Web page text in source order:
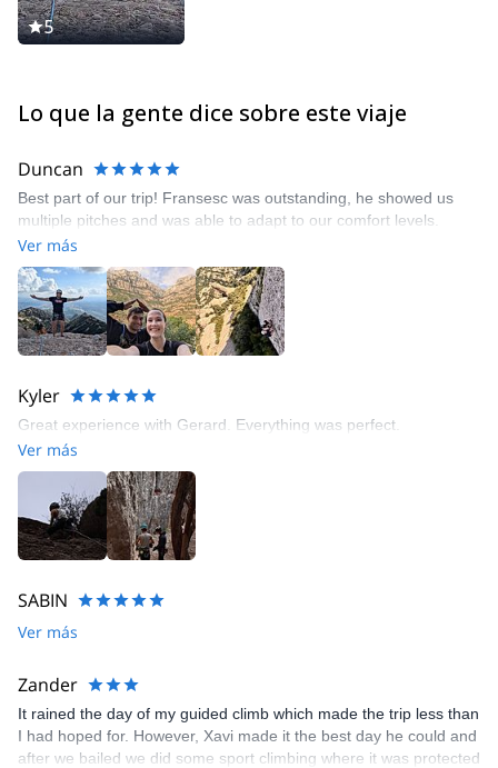
5
Lo que la gente dice sobre este viaje
Duncan
Best part of our trip! Fransesc was outstanding, he showed us
multiple pitches and was able to adapt to our comfort levels.
Ver más
Kyler
Great experience with Gerard. Everything was perfect.
Ver más
SABIN
Ver más
Zander
It rained the day of my guided climb which made the trip less than
I had hoped for. However, Xavi made it the best day he could and
after we bailed we did some sport climbing where it was protected